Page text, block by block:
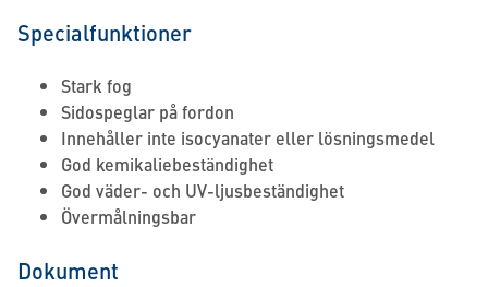
Specialfunktioner
Stark fog
Sidospeglar på fordon
Innehåller inte isocyanater eller lösningsmedel
God kemikaliebeständighet
God väder- och UV-ljusbeständighet
Övermålningsbar
Dokument